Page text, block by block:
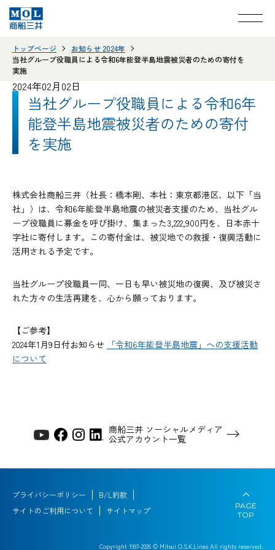
トップページ
お知らせ 2024年
当社グループ役職員による令和6年能登半島地震被災者のための寄付を
実施
2024年02月02日
当社グループ役職員による令和6年
能登半島地震被災者のための寄付
を実施
株式会社商船三井（社長：橋本剛、本社：東京都港区、以下「当
社」）は、令和6年能登半島地震の被災者支援のため、当社グル
ープ役職員に募金を呼び掛け、集まった3,222,900円を、日本赤十
字社に寄付します。この寄付金は、被災地での救援・復興活動に
活用される予定です。
当社グループ役職員一同、一日も早い被災地の復興、及び被災さ
れた方々の生活再建を、心から願っております。
【ご参考】
2024年1月9日付お知らせ
「令和6年能登半島地震」への支援活動
について
商船三井 ソーシャルメディア
公式アカウント一覧
プライバシーポリシー
B/L約款
サイトのご利用について
サイトマップ
Copyright 1997-2026 © Mitsui O.S.K.Lines All rights reserved.
PAGE
TOP